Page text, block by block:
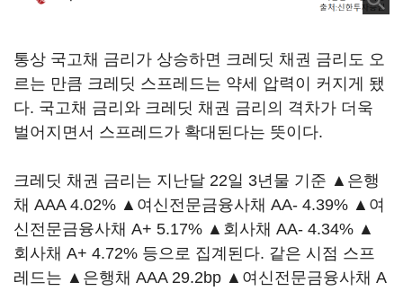
통상 국고채 금리가 상승하면 크레딧 채권 금리도 오
르는 만큼 크레딧 스프레드는 약세 압력이 커지게 됐
다. 국고채 금리와 크레딧 채권 금리의 격차가 더욱
벌어지면서 스프레드가 확대된다는 뜻이다.
크레딧 채권 금리는 지난달 22일 3년물 기준 ▲은행
채 AAA 4.02% ▲여신전문금융사채 AA- 4.39% ▲여
신전문금융사채 A+ 5.17% ▲회사채 AA- 4.34% ▲
회사채 A+ 4.72% 등으로 집계된다. 같은 시점 스프
레드는 ▲은행채 AAA 29.2bp ▲여신전문금융사채 A